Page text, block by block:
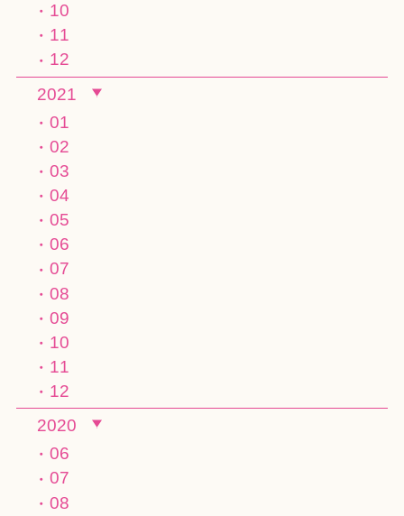
10
11
12
2021
01
02
03
04
05
06
07
08
09
10
11
12
2020
06
07
08